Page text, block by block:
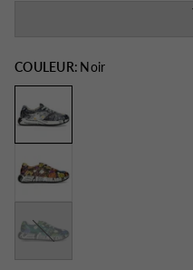
COULEUR: Noir